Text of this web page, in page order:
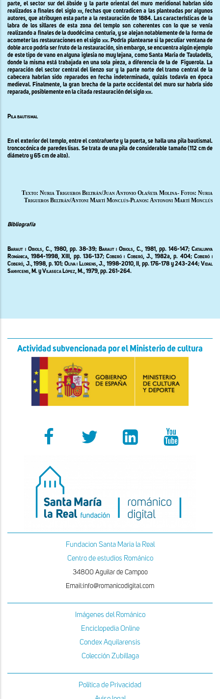
parte, el sector sur del ábside y la parte oriental del muro meridional habrían sido
realizados a finales del siglo xii, fechas que contradicen a las planteadas por algunos
autores, que atribuyen esta parte a la restauración de 1884. Las características de la
labra de los sillares de esta zona del templo son coherentes con lo que se venía
realizando a finales de la duodécima centuria, y se alejan notablemente de la forma de
acometer las restauraciones en el siglo xix. Podría plantearse si la peculiar ventana de
doble arco podría ser fruto de la restauración, sin embargo, se encuentra algún ejemplo
de este tipo de vano en alguna iglesia no muy lejana, como Santa Maria de Tauladells,
donde la misma está trabajada en una sola pieza, a diferencia de la de
Figuerola. La
reparación del sector central del lienzo sur y la parte norte del tramo central de la
cabecera habrían sido reparados en fecha indeterminada, quizás todavía en época
medieval. Finalmente, la gran brecha de la parte occidental del muro sur habría sido
reparada, posiblemente en la citada restauración del sigloxix.
Pila bautismal
En el exterior del templo, entre el contrafuerte y la puerta, se halla una pila bautismal.
troncocónica de paredes lisas. Se trata de una pila de considerable tamaño (112 cm de
diámetro y 65 cm de alto).
Texto: Nuria Trigueros Beltrán/Juan Antonio Olañeta Molina- Fotos: Nuria
Trigueros Beltrán/Antoni Martí Monclús-Planos: Antononi Martí Monclús
Bibliografía
Baraut i Obiols, C., 1980, pp. 38-39; Baraut i Obiols, C.,1981, pp. 146-147;Catalunya
Romànica, 1984-1998, XIII, pp. 136-137;Coberó i Coberó, J., 1982a, p. 404; Coberó i
Coberó, J., 1998, p. 101; Oliva i Llorens, J., 1998-2010, II, pp. 176-178 y 243-244; Vidal
Sanvicens, M.yVilaseca López, M., 1979,pp. 261-264.
Actividad subvencionada por el Ministerio de cultura
Fundacion Santa Maria la Real
Centro de estudios Románico
34800 Aguilar de Campoo
Email:info@romanicodigital.com
Imágenes del Románico
Enciclopedia Online
Condex Aquilarensis
Colección Zubillaga
Política de Privacidad